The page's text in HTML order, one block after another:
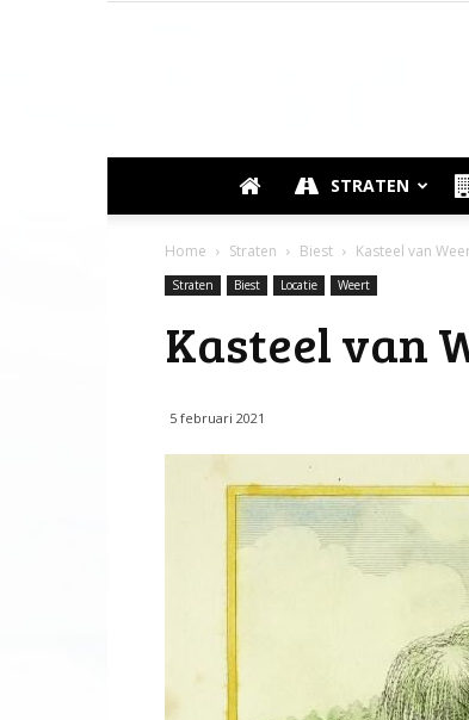
STRATEN
Home Straten Biest Kasteel van
Straten Biest Locatie Weert
Kasteel van
5 februari 2021